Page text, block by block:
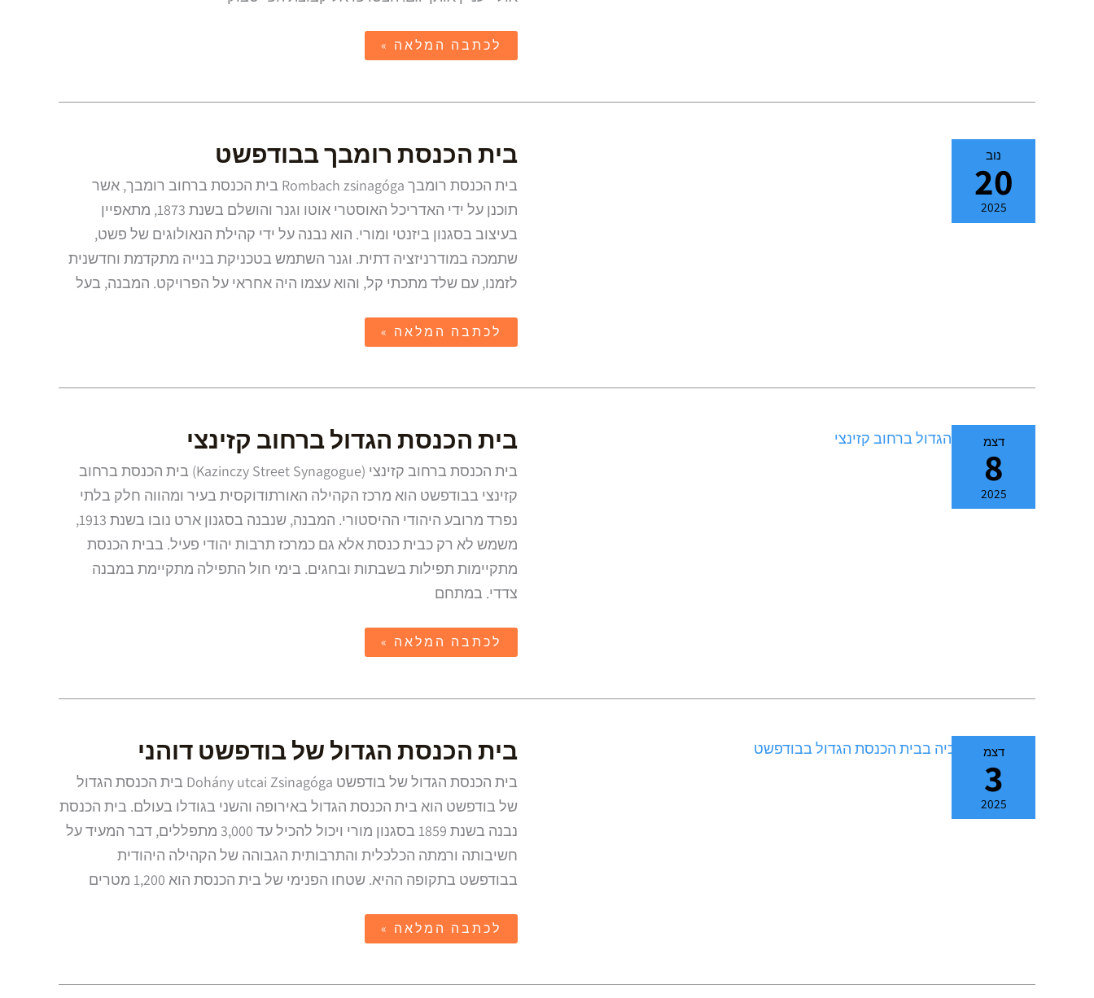
לכתבה המלאה »
נוב
20
2025
בית הכנסת רומבך בבודפשט
בית הכנסת רומבך Rombach zsinagóga בית הכנסת ברחוב רומבך, אשר
תוכנן על ידי האדריכל האוסטרי אוטו וגנר והושלם בשנת 1873, מתאפיין
בעיצוב בסגנון ביזנטי ומורי. הוא נבנה על ידי קהילת הנאולוגים של פשט,
שתמכה במודרניזציה דתית. וגנר השתמש בטכניקת בנייה מתקדמת וחדשנית
לזמנו, עם שלד מתכתי קל, והוא עצמו היה אחראי על הפרויקט. המבנה, בעל
בית
הכנסת
בבודפשט
לכתבה המלאה »
דצמ
8
2025
בית הכנסת הגדול ברחוב קזינצי
בית הכנסת ברחוב קזינצי (Kazinczy Street Synagogue) בית הכנסת ברחוב
קזינצי בבודפשט הוא מרכז הקהילה האורתודוקסית בעיר ומהווה חלק בלתי
נפרד מרובע היהודי ההיסטורי. המבנה, שנבנה בסגנון ארט נובו בשנת 1913,
משמש לא רק כבית כנסת אלא גם כמרכז תרבות יהודי פעיל. בבית הכנסת
מתקיימות תפילות בשבתות ובחגים. בימי חול התפילה מתקיימת במבנה
צדדי. במתחם
בית
הכנסת
ברחוב
לכתבה המלאה »
דצמ
3
2025
בית הכנסת הגדול של בודפשט דוהני
בית הכנסת הגדול של בודפשט Dohány utcai Zsinagóga בית הכנסת הגדול
של בודפשט הוא בית הכנסת הגדול באירופה והשני בגודלו בעולם. בית הכנסת
נבנה בשנת 1859 בסגנון מורי ויכול להכיל עד 3,000 מתפללים, דבר המעיד על
חשיבותה ורמתה הכלכלית והתרבותית הגבוהה של הקהילה היהודית
בבודפשט בתקופה ההיא. שטחו הפנימי של בית הכנסת הוא 1,200 מטרים
בית
הכנסת
של
בודפשט
דוהני
לכתבה המלאה »